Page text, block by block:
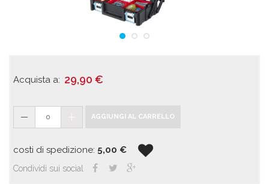
Acquista a: 29,90 €
0 AGGIUNGI AL CARRELLO
costi di spedizione: 5,00 €
Condividi sui social